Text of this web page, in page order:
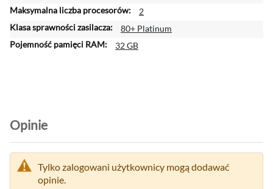
2
80+ Platinum
32 GB
Opinie
Tylko zalogowani użytkownicy mogą dodawać
opinie.